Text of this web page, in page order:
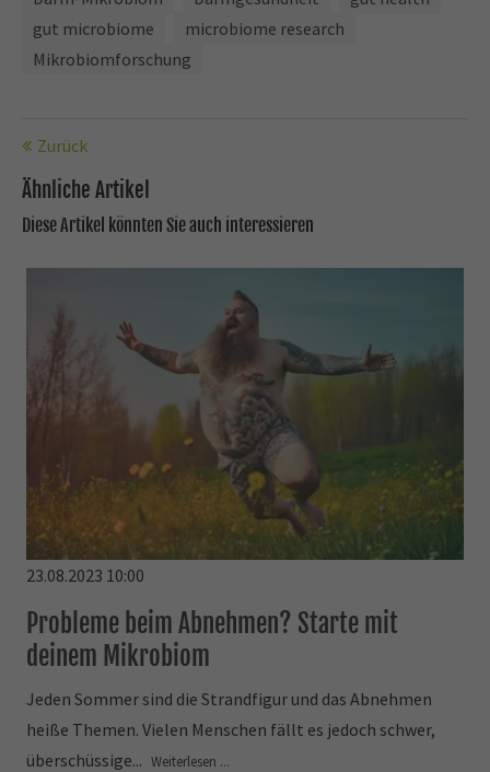
gut microbiome
microbiome research
Mikrobiomforschung
Zurück
Ähnliche Artikel
Diese Artikel könnten Sie auch interessieren
23.08.2023 10:00
Probleme beim Abnehmen? Starte mit
deinem Mikrobiom
Jeden Sommer sind die Strandfigur und das Abnehmen
heiße Themen. Vielen Menschen fällt es jedoch schwer,
überschüssige... Weiterlesen ...